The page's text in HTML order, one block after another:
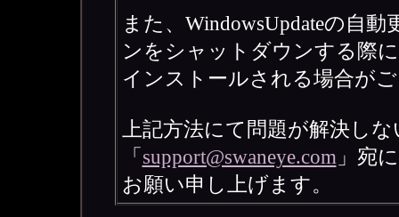
また、WindowsUpdateの自
ンをシャットダウンする際
インストールされる場合が
上記方法にて問題が解決し
「 support@swaneye.com」宛
お願い申し上げます。